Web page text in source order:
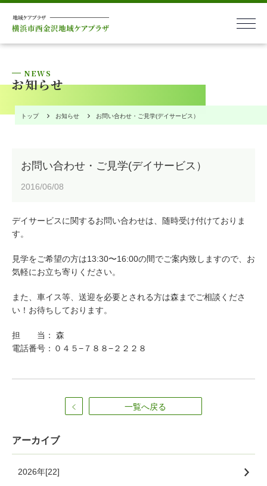
社会福祉法人 昴
NEWS
お知らせ
トップ お知らせ お問い合わせ・ご見学(デイサービス）
お問い合わせ・ご見学(デイサービス）
2016/06/08
デイサービスに関するお問い合わせは、随時受け付けておりま
す。
見学をご希望の方は13:30〜16:00の間でご案内致しますので、お
気軽にお立ち寄りください。
また、車イス等、送迎を必要とされる方は森までご相談くださ
い！お待ちしております。
担 当： 森
電話番号：０４５−７８８−２２２８
一覧へ戻る
アーカイブ
2026年[22]